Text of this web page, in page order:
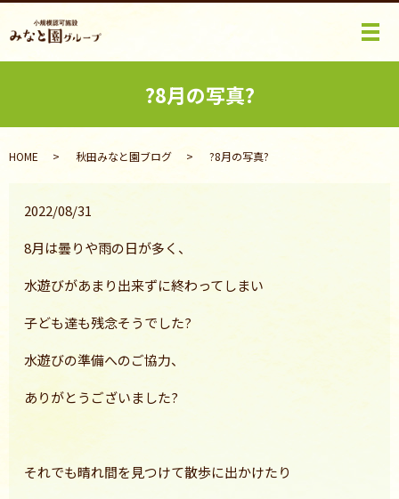
メ
?8月の写真?
HOME 秋田みなと園ブログ ?8月の写真?
2022/08/31
8月は曇りや雨の日が多く、
水遊びがあまり出来ずに終わってしまい
子ども達も残念そうでした?
水遊びの準備へのご協力、
ありがとうございました?
それでも晴れ間を見つけて散歩に出かけたり